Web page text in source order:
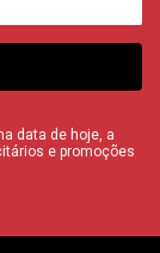
data de hoje, a
e promoções